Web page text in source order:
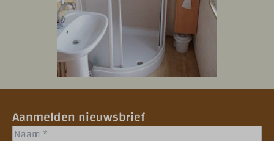
Aanmelden nieuwsbrief